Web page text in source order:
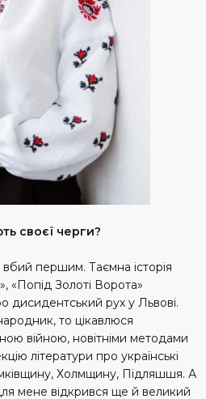
своєї черги?
вбий першим. Таємна історія
«Попід Золоті Ворота»
рух у Львові.
то цікавлюся
війною, новітніми методами
літератури про українські
Холмщину, Підляшшя. А
мене відкрився ще й великий